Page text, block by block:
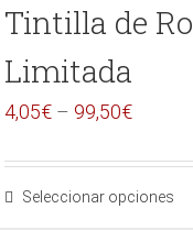
Tintilla de
Limitada
4,05€ –99,50€
Seleccionar opciones